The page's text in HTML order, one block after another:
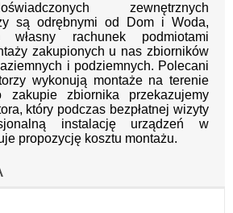
zewnętrznych
są odrębnymi od Dom i Woda,
własny rachunek podmiotami
zakupionych u nas zbiorników
i podziemnych. Polecani
wykonują montaże na terenie
zakupie zbiornika przekazujemy
który podczas bezpłatnej wizyty
instalację urządzeń w
propozycję kosztu montażu.